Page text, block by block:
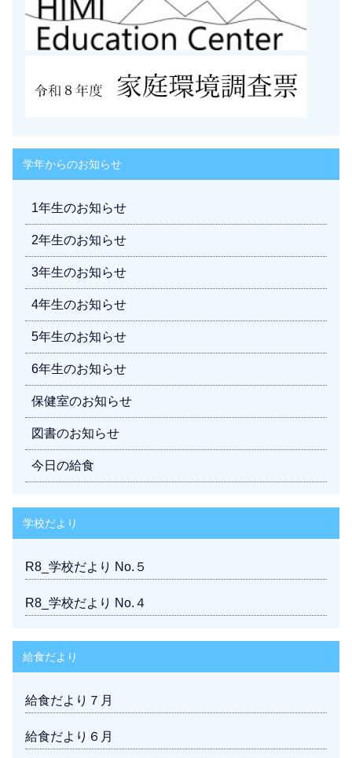
学年からのお知らせ
1年生のお知らせ
2年生のお知らせ
3年生のお知らせ
4年生のお知らせ
5年生のお知らせ
6年生のお知らせ
保健室のお知らせ
図書のお知らせ
今日の給食
学校だより
R8_学校だより No.５
R8_学校だより No.４
給食だより
給食だより７月
給食だより６月